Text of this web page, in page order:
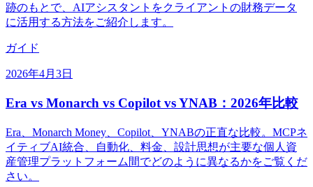
跡のもとで、AIアシスタントをクライアントの財務データ
に活用する方法をご紹介します。
ガイド
2026年4月3日
Era vs Monarch vs Copilot vs YNAB：2026年比較
Era、Monarch Money、Copilot、YNABの正直な比較。MCPネ
イティブAI統合、自動化、料金、設計思想が主要な個人資
産管理プラットフォーム間でどのように異なるかをご覧くだ
さい。